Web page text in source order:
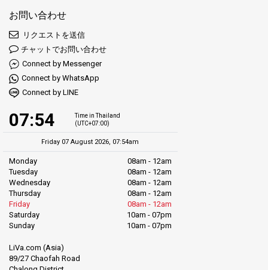
お問い合わせ
リクエストを送信
チャットでお問い合わせ
Connect by Messenger
Connect by WhatsApp
Connect by LINE
07:54
Time in Thailand
(UTC+07:00)
Friday 07 August 2026, 07:54am
Monday
08am - 12am
Tuesday
08am - 12am
Wednesday
08am - 12am
Thursday
08am - 12am
Friday
08am - 12am
Saturday
10am - 07pm
Sunday
10am - 07pm
LiVa.com (Asia)
89/27 Chaofah Road